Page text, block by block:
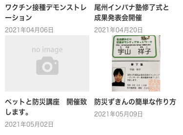
ワクチン接種デモンストレ
ーション
2021年04月06日
尾州インパナ塾修了式と
成果発表会開催
2021年04月20日
ペットと防災講座 開催致
します。
2021年05月02日
防災ずきんの簡単な作り方
2021年05月09日